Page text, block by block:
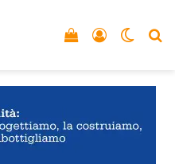
Accedi
Vedi il carrello